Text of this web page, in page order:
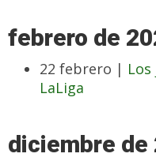
febrero de
22 febrero |
LaLiga
diciembre de